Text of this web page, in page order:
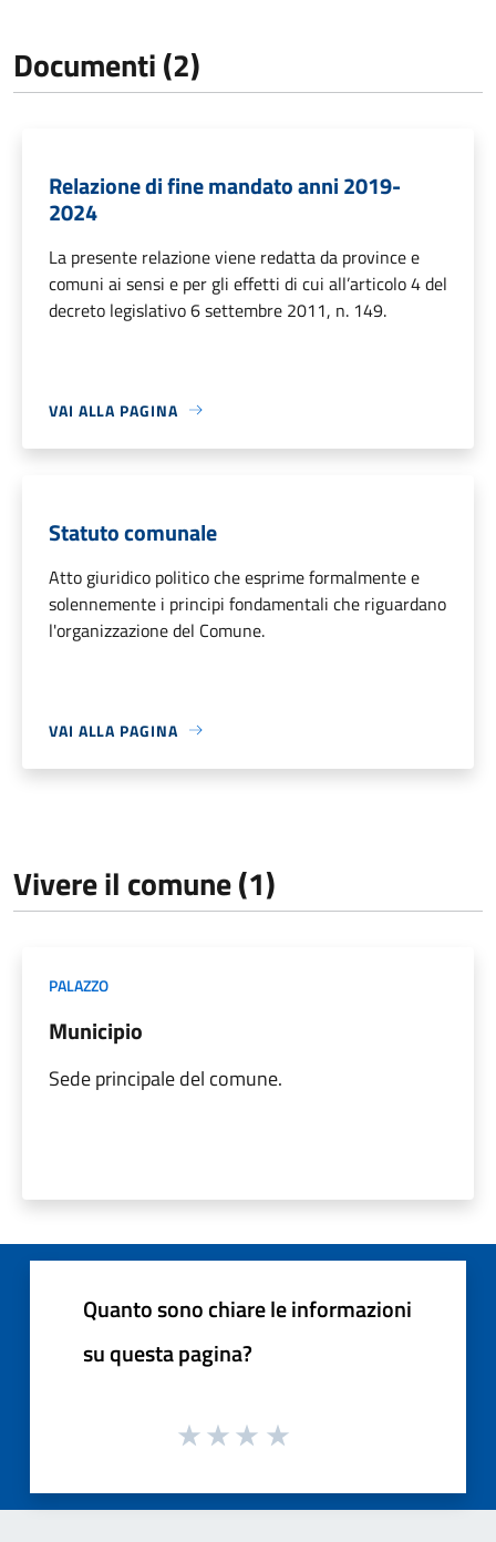
Documenti (2)
Relazione di fine mandato anni 2019-
2024
La presente relazione viene redatta da province e
comuni ai sensi e per gli effetti di cui all’articolo 4 del
decreto legislativo 6 settembre 2011, n. 149.
VAI ALLA PAGINA
Statuto comunale
Atto giuridico politico che esprime formalmente e
solennemente i principi fondamentali che riguardano
l'organizzazione del Comune.
VAI ALLA PAGINA
Vivere il comune (1)
PALAZZO
Municipio
Sede principale del comune.
Quanto sono chiare le informazioni
su questa pagina?